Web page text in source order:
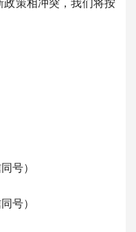
策相冲突，我们将按
号）
号）